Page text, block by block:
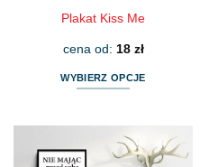
Plakat Kiss Me
cena od: 18 zł
WYBIERZ OPCJE
wiele